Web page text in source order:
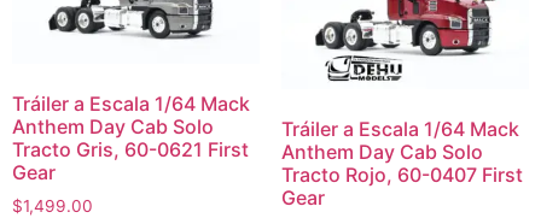
Tráiler a Escala 1/64 Mack
Anthem Day Cab Solo
Tracto Gris, 60-0621 First
Gear
$1,499.00
Tráiler a Escala 1/64 Mack
Anthem Day Cab Solo
Tracto Rojo, 60-0407 First
Gear